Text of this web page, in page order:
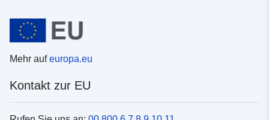
Mehr aufeuropa.eu
Kontakt zur EU